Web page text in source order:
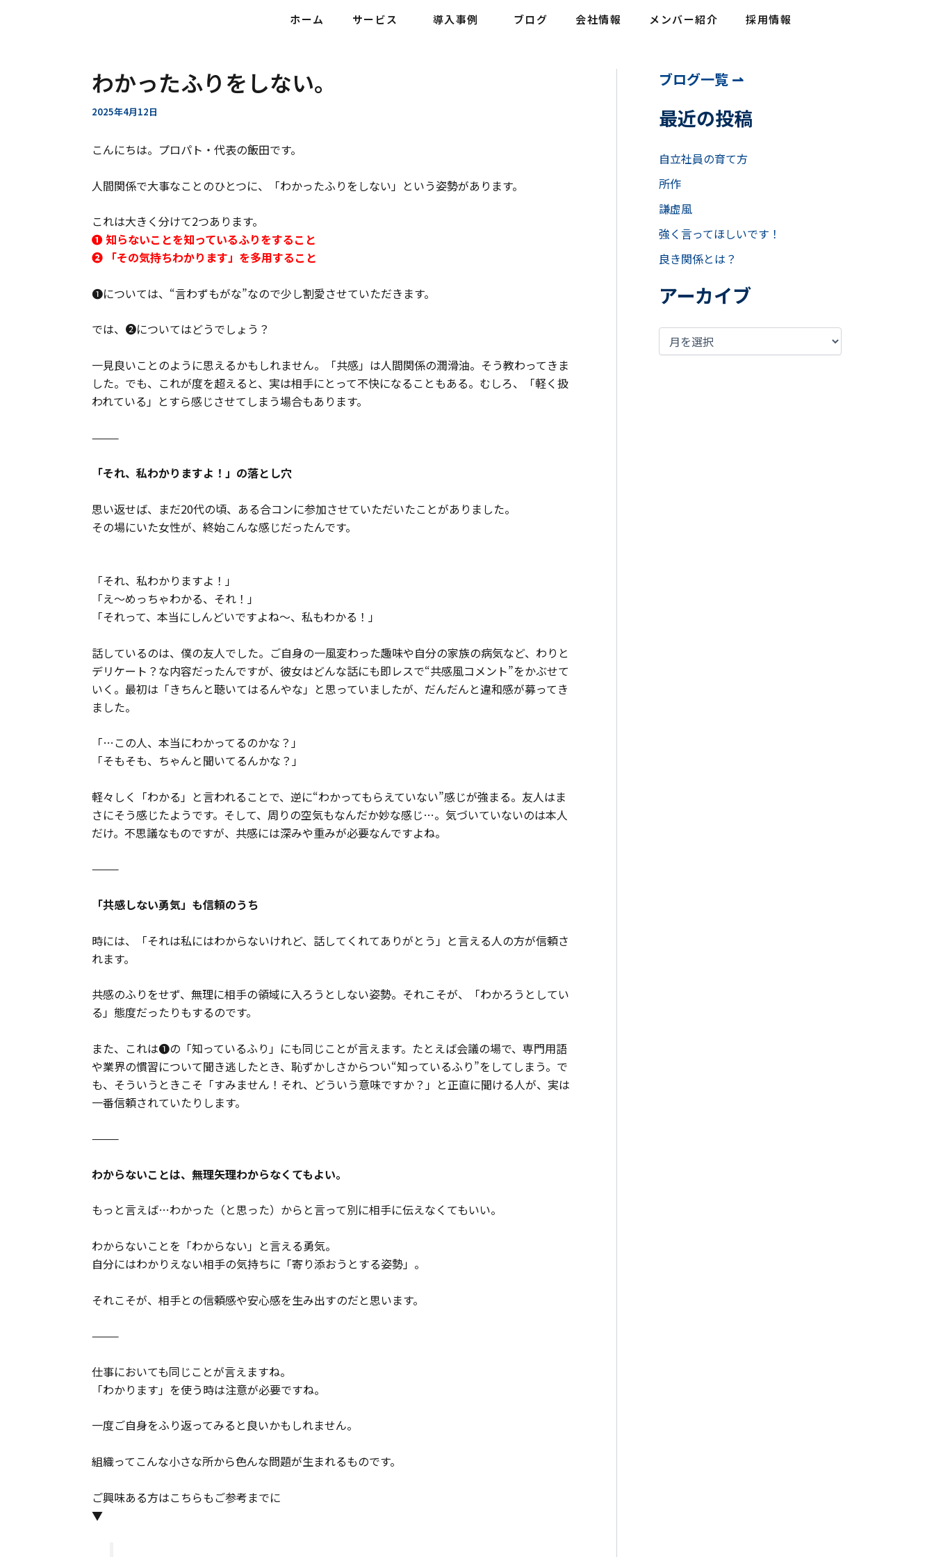
ホーム サービス 導入事例 ブログ 会社情報 メンバー紹介 採用情報
わかったふりをしない。
2025年4月12日
こんにちは。プロパト・代表の飯田です。
人間関係で大事なことのひとつに、「わかったふりをしない」という姿勢があります。
これは大きく分けて2つあります。
❶ 知らないことを知っているふりをすること
❷ 「その気持ちわかります」を多用すること
❶については、“言わずもがな”なので少し割愛させていただきます。
では、❷についてはどうでしょう？
一見良いことのように思えるかもしれません。「共感」は人間関係の潤滑油。そう教わってきま
した。でも、これが度を超えると、実は相手にとって不快になることもある。むしろ、「軽く扱
われている」とすら感じさせてしまう場合もあります。
⸻
「それ、私わかりますよ！」の落とし穴
思い返せば、まだ20代の頃、ある合コンに参加させていただいたことがありました。
その場にいた女性が、終始こんな感じだったんです。
「それ、私わかりますよ！」
「え〜めっちゃわかる、それ！」
「それって、本当にしんどいですよね〜、私もわかる！」
話しているのは、僕の友人でした。ご自身の一風変わった趣味や自分の家族の病気など、わりと
デリケート？な内容だったんですが、彼女はどんな話にも即レスで“共感風コメント”をかぶせて
いく。最初は「きちんと聴いてはるんやな」と思っていましたが、だんだんと違和感が募ってき
ました。
「…この人、本当にわかってるのかな？」
「そもそも、ちゃんと聞いてるんかな？」
軽々しく「わかる」と言われることで、逆に“わかってもらえていない”感じが強まる。友人はま
さにそう感じたようです。そして、周りの空気もなんだか妙な感じ…。気づいていないのは本人
だけ。不思議なものですが、共感には深みや重みが必要なんですよね。
⸻
「共感しない勇気」も信頼のうち
時には、「それは私にはわからないけれど、話してくれてありがとう」と言える人の方が信頼さ
れます。
共感のふりをせず、無理に相手の領域に入ろうとしない姿勢。それこそが、「わかろうとしてい
る」態度だったりもするのです。
また、これは❶の「知っているふり」にも同じことが言えます。たとえば会議の場で、専門用語
や業界の慣習について聞き逃したとき、恥ずかしさからつい“知っているふり”をしてしまう。で
も、そういうときこそ「すみません！それ、どういう意味ですか？」と正直に聞ける人が、実は
一番信頼されていたりします。
⸻
わからないことは、無理矢理わからなくてもよい。
もっと言えば…わかった（と思った）からと言って別に相手に伝えなくてもいい。
わからないことを「わからない」と言える勇気。
自分にはわかりえない相手の気持ちに「寄り添おうとする姿勢」。
それこそが、相手との信頼感や安心感を生み出すのだと思います。
⸻
仕事においても同じことが言えますね。
「わかります」を使う時は注意が必要ですね。
一度ご自身をふり返ってみると良いかもしれません。
組織ってこんな小さな所から色んな問題が生まれるものです。
ご興味ある方はこちらもご参考までに
▼
ブログ一覧 ⇀
最近の投稿
自立社員の育て方
所作
謙虚風
強く言ってほしいです！
良き関係とは？
アーカイブ
ア
ー
イ
ブ